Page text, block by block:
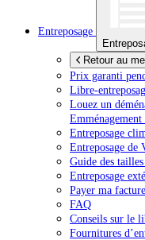
Entreposage
Retour au
Prix garanti
Libre-
Louez un
Entreposage
Entreposage de
Guide des
Entreposage
Payer ma
FAQ
Conseils sur le
Fournitures